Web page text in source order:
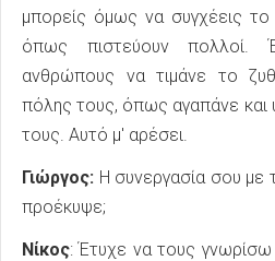
μπορείς όμως να συγχέεις το
όπως πιστεύουν πολλοί.
ανθρώπους να τιμάνε το
πόλης τους, όπως αγαπάνε και
τους. Αυτό μ' αρέσει.
Γιώργος: Η συνεργασία σου με
προέκυψε;
Νίκος: Έτυχε να τους γνωρίσω